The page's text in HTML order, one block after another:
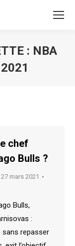
: NBA
chef
Bulls ?
27 mars 2021
Bulls,
:
sans repasser